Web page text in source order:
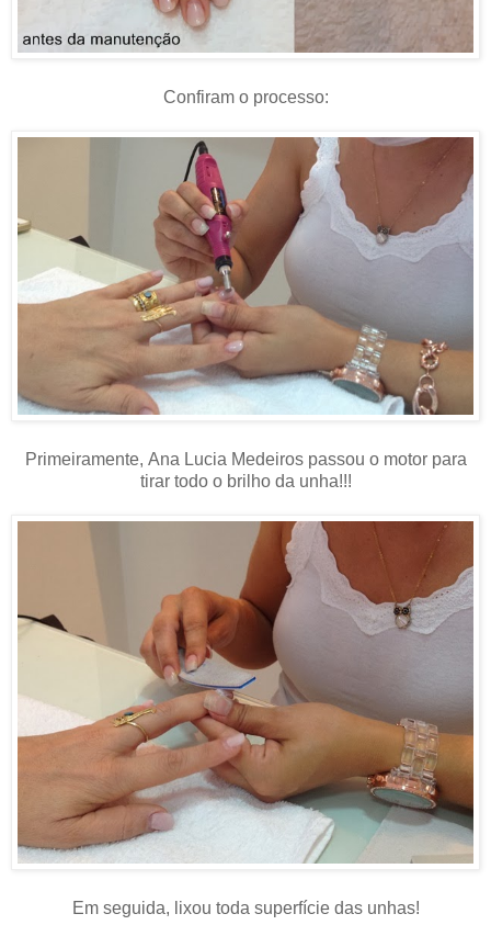
Confiram o processo:
Primeiramente, Ana Lucia Medeiros passou o motor para
tirar todo o brilho da unha!!!
Em seguida, lixou toda superfície das unhas!